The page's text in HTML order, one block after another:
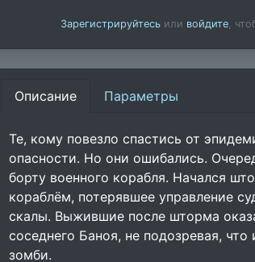
Зарегистрируйтесьили войдите,
Описание Параметры
Те, кому повезло спастись от
опасности. Но они ошибались.
борту военного корабля. Начался
кораблём, потерявшее управление
скалы. Выжившие после шторма
соседнего Баноя, не подозревая,
зомби.